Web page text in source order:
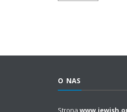
O NAS
Strona